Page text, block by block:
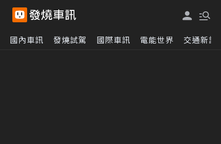
國內車訊 發燒試駕 國際車訊 電能世界 交通新訊